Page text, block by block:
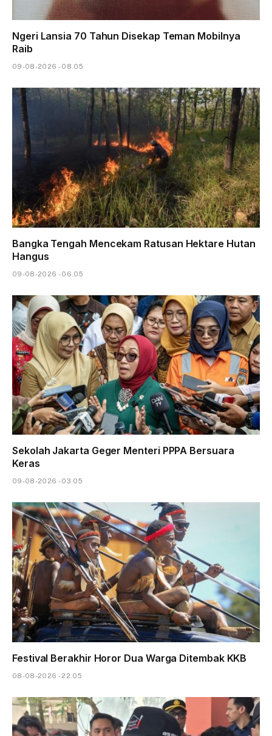
Ngeri Lansia 70 Tahun Disekap Teman Mobilnya
Raib
09-08-2026 - 08.05
Bangka Tengah Mencekam Ratusan Hektare Hutan
Hangus
09-08-2026 - 06.05
Sekolah Jakarta Geger Menteri PPPA Bersuara
Keras
09-08-2026 - 03.05
Festival Berakhir Horor Dua Warga Ditembak KKB
08-08-2026 - 22.05